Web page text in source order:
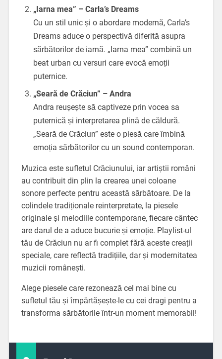
„Iarna mea” – Carla’s Dreams
Cu un stil unic și o abordare modernă, Carla’s
Dreams aduce o perspectivă diferită asupra
sărbătorilor de iarnă. „Iarna mea” combină un
beat urban cu versuri care evocă emoții
puternice.
„Seară de Crăciun” – Andra
Andra reușește să captiveze prin vocea sa
puternică și interpretarea plină de căldură.
„Seară de Crăciun” este o piesă care îmbină
emoția sărbătorilor cu un sound contemporan.
Muzica este sufletul Crăciunului, iar artiștii români
au contribuit din plin la crearea unei coloane
sonore perfecte pentru această sărbătoare. De la
colindele tradiționale reinterpretate, la piesele
originale și melodiile contemporane, fiecare cântec
are darul de a aduce bucurie și emoție. Playlist-ul
tău de Crăciun nu ar fi complet fără aceste creații
speciale, care reflectă tradițiile, dar și modernitatea
muzicii românești.
Alege piesele care rezonează cel mai bine cu
sufletul tău și împărtășește-le cu cei dragi pentru a
transforma sărbătorile într-un moment memorabil!